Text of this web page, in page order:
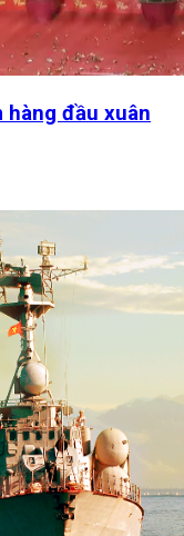
hàng đầu xuân